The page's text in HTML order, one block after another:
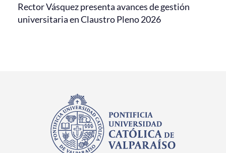
Rector Vásquez presenta avances de gestión
universitaria en Claustro Pleno 2026